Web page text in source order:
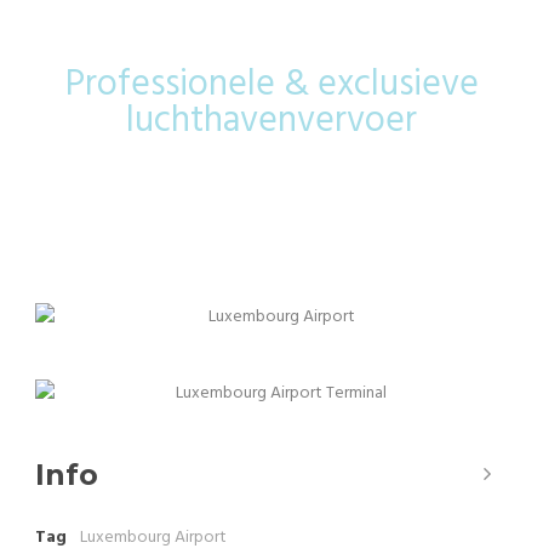
Professionele & exclusieve
luchthavenvervoer
Info
Tag Luxembourg Airport